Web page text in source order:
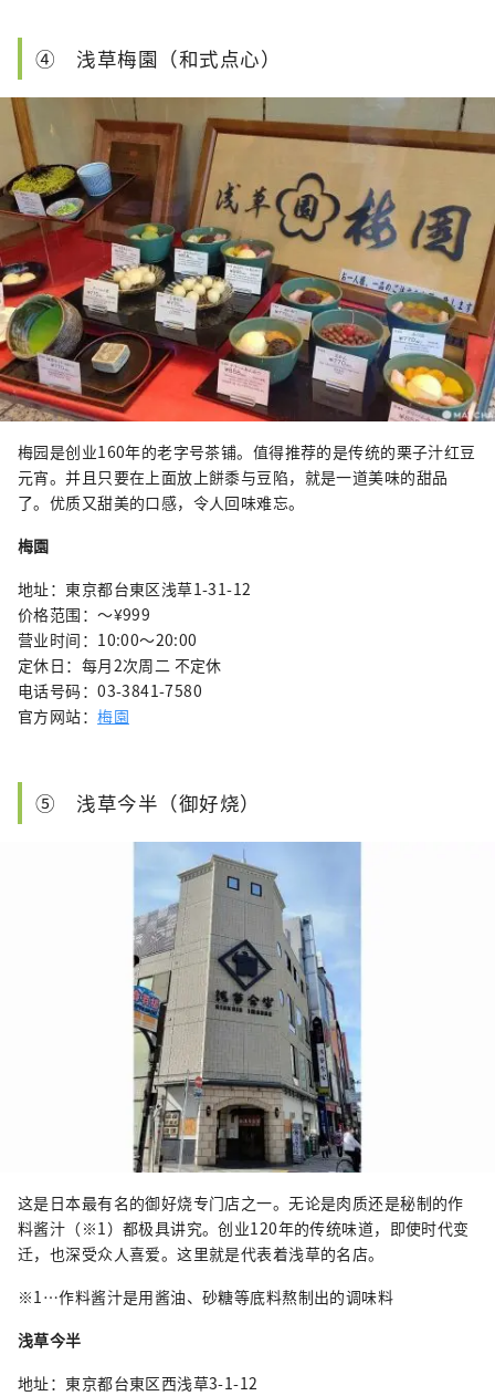
④ 浅草梅園（和式点心）
梅园是创业160年的老字号茶铺。值得推荐的是传统的栗子汁红豆
元宵。并且只要在上面放上餅黍与豆陷，就是一道美味的甜品
了。优质又甜美的口感，令人回味难忘。
梅園
地址：東京都台東区浅草1-31-12
价格范围：〜¥999
营业时间：10:00～20:00
定休日：每月2次周二 不定休
电话号码：03-3841-7580
官方网站：梅園
⑤ 浅草今半（御好烧）
这是日本最有名的御好烧专门店之一。无论是肉质还是秘制的作
料酱汁（※1）都极具讲究。创业120年的传统味道，即使时代变
迁，也深受众人喜爱。这里就是代表着浅草的名店。
※1…作料酱汁是用酱油、砂糖等底料熬制出的调味料
浅草今半
地址：東京都台東区西浅草3-1-12